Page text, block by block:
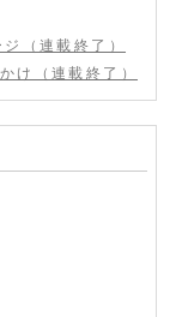
（連載終了）
け（連載終了）